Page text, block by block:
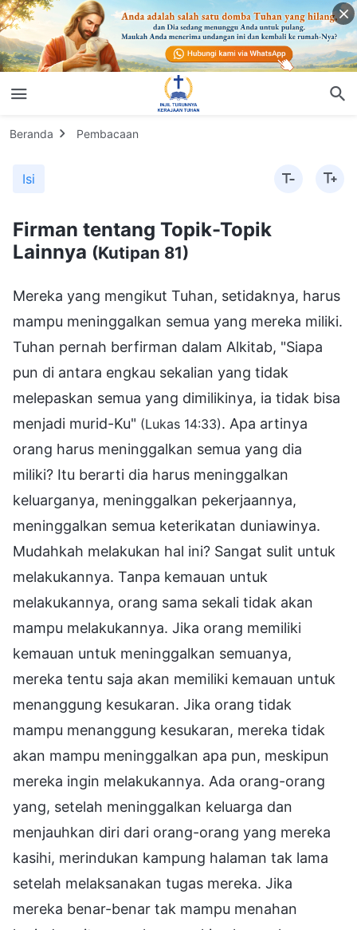
Beranda Pembacaan
Isi
Firman tentang Topik-Topik
Lainnya (Kutipan 81)
Mereka yang mengikut Tuhan, setidaknya, harus
mampu meninggalkan semua yang mereka miliki.
Tuhan pernah berfirman dalam Alkitab, "Siapa
pun di antara engkau sekalian yang tidak
melepaskan semua yang dimilikinya, ia tidak bisa
menjadi murid-Ku" (Lukas 14:33). Apa artinya
orang harus meninggalkan semua yang dia
miliki? Itu berarti dia harus meninggalkan
keluarganya, meninggalkan pekerjaannya,
meninggalkan semua keterikatan duniawinya.
Mudahkah melakukan hal ini? Sangat sulit untuk
melakukannya. Tanpa kemauan untuk
melakukannya, orang sama sekali tidak akan
mampu melakukannya. Jika orang memiliki
kemauan untuk meninggalkan semuanya,
mereka tentu saja akan memiliki kemauan untuk
menanggung kesukaran. Jika orang tidak
mampu menanggung kesukaran, mereka tidak
akan mampu meninggalkan apa pun, meskipun
mereka ingin melakukannya. Ada orang-orang
yang, setelah meninggalkan keluarga dan
menjauhkan diri dari orang-orang yang mereka
kasihi, merindukan kampung halaman tak lama
setelah melaksanakan tugas mereka. Jika
mereka benar-benar tak mampu menahan